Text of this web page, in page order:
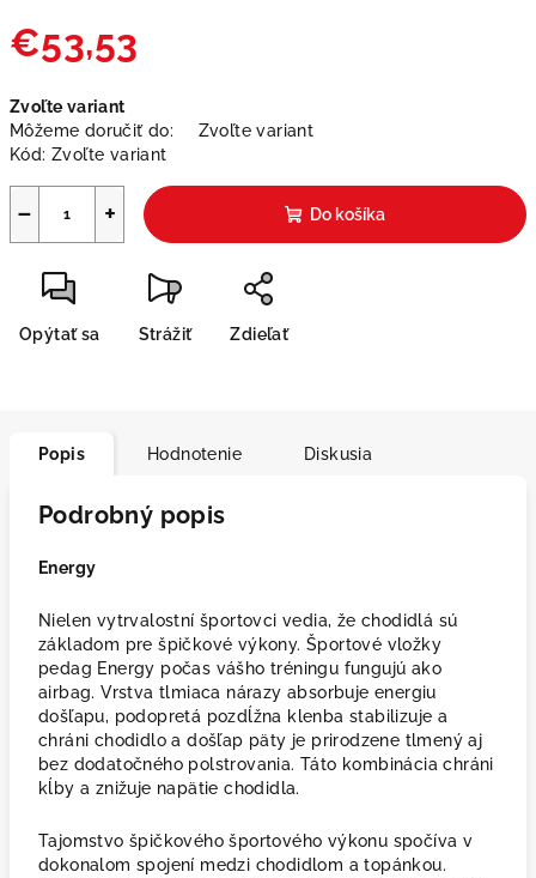
€53,53
cena:
Zvoľte variant
Môžeme doručiť do:
Zvoľte variant
Kód: Zvoľte variant
+
− Do košíka
Opýtať sa Strážiť Zdieľať
Popis Hodnotenie Diskusia
Podrobný popis
Energy
Nielen vytrvalostní športovci vedia, že chodidlá sú
základom pre špičkové výkony. Športové vložky
pedag Energy počas vášho tréningu fungujú ako
airbag. Vrstva tlmiaca nárazy absorbuje energiu
došľapu, podopretá pozdĺžna klenba stabilizuje a
chráni chodidlo a došľap päty je prirodzene tlmený aj
bez dodatočného polstrovania. Táto kombinácia chráni
kĺby a znižuje napätie chodidla.
Tajomstvo špičkového športového výkonu spočíva v
dokonalom spojení medzi chodidlom a topánkou.